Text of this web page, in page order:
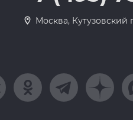
Москва, Кутузовский